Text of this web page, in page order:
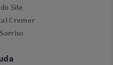
Site
Cremer